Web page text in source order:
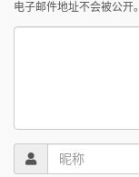
电子邮件地址不会被公开。